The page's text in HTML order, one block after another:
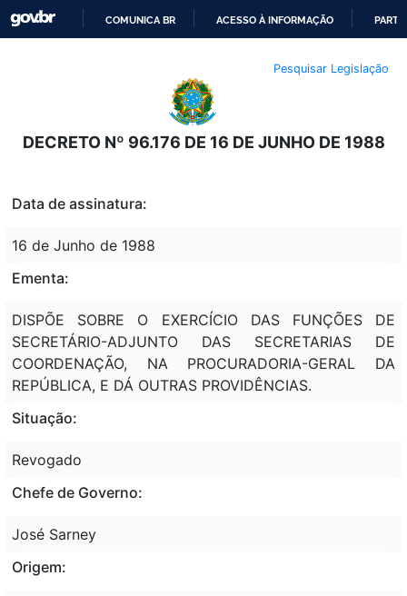
O
CONTEÚDO
COMUNICA BR ACESSO À INFORMAÇÃO
Pesquisar Legislação
DECRETO Nº 96.176 DE 16 DE JUNHO DE 1988
Data de assinatura:
16 de Junho de 1988
Ementa:
DISPÕE SOBRE O EXERCÍCIO DAS FUNÇÕES DE
SECRETÁRIO-ADJUNTO DAS SECRETARIAS DE
COORDENAÇÃO, NA PROCURADORIA-GERAL DA
REPÚBLICA, E DÁ OUTRAS PROVIDÊNCIAS.
Situação:
Revogado
Chefe de Governo:
José Sarney
Origem: